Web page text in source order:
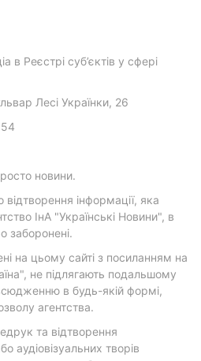
в Реєстрі суб’єктів у сфері
Лесі Українки, 26
новини.
інформації, яка
ІнА "Українські Новини", в
заборонені.
на цьому сайті з посиланням на
не підлягають подальшому
в будь-якій формі,
агентства.
та відтворення
аудіовізуальних творів